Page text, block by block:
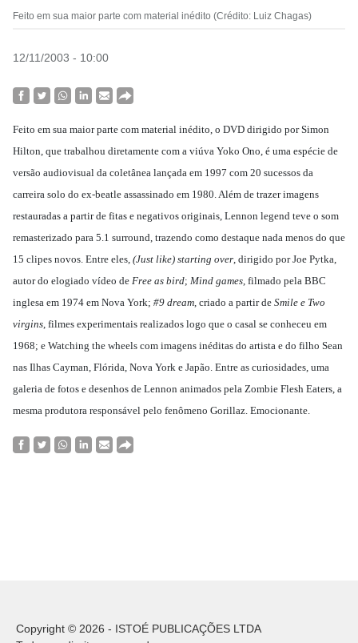
Feito em sua maior parte com material inédito (Crédito: Luiz Chagas)
12/11/2003 - 10:00
Feito em sua maior parte com material inédito, o DVD dirigido por Simon
Hilton, que trabalhou diretamente com a viúva Yoko Ono, é uma espécie de
versão audiovisual da coletânea lançada em 1997 com 20 sucessos da
carreira solo do ex-beatle assassinado em 1980. Além de trazer imagens
restauradas a partir de fitas e negativos originais, Lennon legend teve o som
remasterizado para 5.1 surround, trazendo como destaque nada menos do que
15 clipes novos. Entre eles, (Just like) starting over, dirigido por Joe Pytka,
autor do elogiado vídeo de Free as bird; Mind games, filmado pela BBC
inglesa em 1974 em Nova York; #9 dream, criado a partir de Smile e Two
virgins, filmes experimentais realizados logo que o casal se conheceu em
1968; e Watching the wheels com imagens inéditas do artista e do filho Sean
nas Ilhas Cayman, Flórida, Nova York e Japão. Entre as curiosidades, uma
galeria de fotos e desenhos de Lennon animados pela Zombie Flesh Eaters, a
mesma produtora responsável pelo fenômeno Gorillaz. Emocionante.
Copyright © 2026 - ISTOÉ PUBLICAÇÕES LTDA